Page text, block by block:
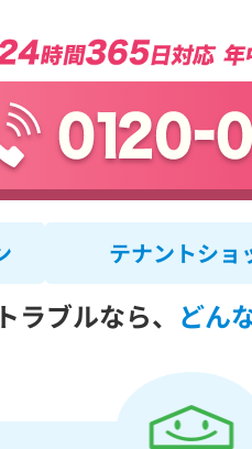
テナントショ
ラブルなら、 どん